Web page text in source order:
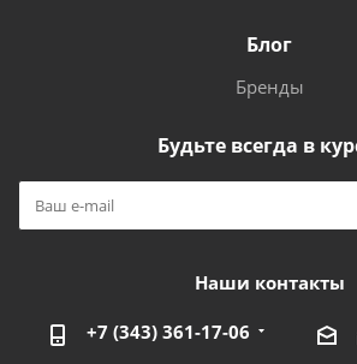
Блог
Бренды
Будьте всегда в
Наши контакты
+7 (343) 361-17-06